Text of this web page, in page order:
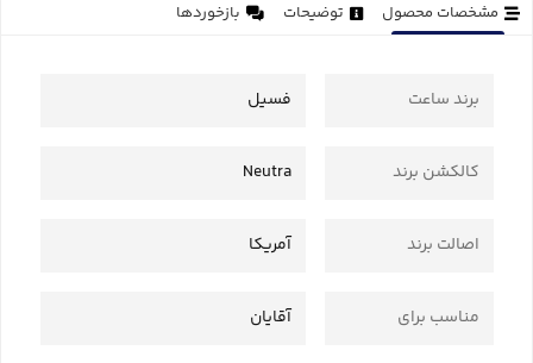
مشخصات محصول توضیحات بازخوردها
برند ساعت فسیل
کالکشن برند Neutra
اصالت برند آمریکا
مناسب برای آقایان